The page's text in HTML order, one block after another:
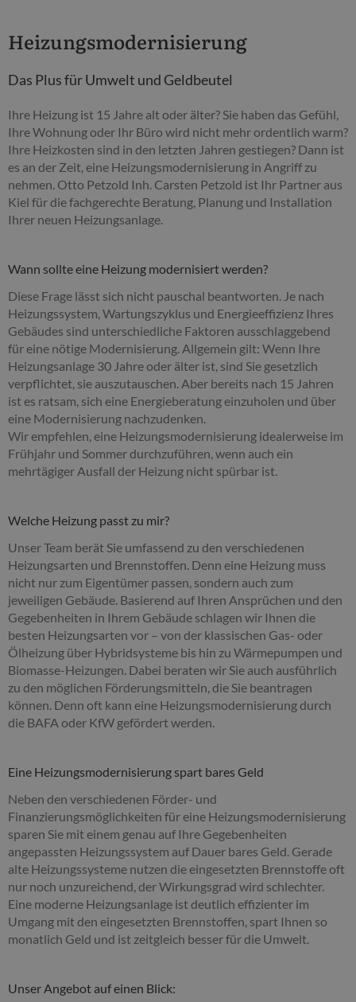
Heizungsmodernisierung
Das Plus für Umwelt und Geldbeutel
Ihre Heizung ist 15 Jahre alt oder älter? Sie haben das Gefühl,
Ihre Wohnung oder Ihr Büro wird nicht mehr ordentlich warm?
Ihre Heizkosten sind in den letzten Jahren gestiegen? Dann ist
es an der Zeit, eine Heizungsmodernisierung in Angriff zu
nehmen. Otto Petzold Inh. Carsten Petzold ist Ihr Partner aus
Kiel für die fachgerechte Beratung, Planung und Installation
Ihrer neuen Heizungsanlage.
Wann sollte eine Heizung modernisiert werden?
Diese Frage lässt sich nicht pauschal beantworten. Je nach
Heizungssystem, Wartungszyklus und Energieeffizienz Ihres
Gebäudes sind unterschiedliche Faktoren ausschlaggebend
für eine nötige Modernisierung. Allgemein gilt: Wenn Ihre
Heizungsanlage 30 Jahre oder älter ist, sind Sie gesetzlich
verpflichtet, sie auszutauschen. Aber bereits nach 15 Jahren
ist es ratsam, sich eine Energieberatung einzuholen und über
eine Modernisierung nachzudenken.
Wir empfehlen, eine Heizungsmodernisierung idealerweise im
Frühjahr und Sommer durchzuführen, wenn auch ein
mehrtägiger Ausfall der Heizung nicht spürbar ist.
Welche Heizung passt zu mir?
Unser Team berät Sie umfassend zu den verschiedenen
Heizungsarten und Brennstoffen. Denn eine Heizung muss
nicht nur zum Eigentümer passen, sondern auch zum
jeweiligen Gebäude. Basierend auf Ihren Ansprüchen und den
Gegebenheiten in Ihrem Gebäude schlagen wir Ihnen die
besten Heizungsarten vor – von der klassischen Gas- oder
Ölheizung über Hybridsysteme bis hin zu Wärmepumpen und
Biomasse-Heizungen. Dabei beraten wir Sie auch ausführlich
zu den möglichen Förderungsmitteln, die Sie beantragen
können. Denn oft kann eine Heizungsmodernisierung durch
die BAFA oder KfW gefördert werden.
Eine Heizungsmodernisierung spart bares Geld
Neben den verschiedenen Förder- und
Finanzierungsmöglichkeiten für eine Heizungsmodernisierung
sparen Sie mit einem genau auf Ihre Gegebenheiten
angepassten Heizungssystem auf Dauer bares Geld. Gerade
alte Heizungssysteme nutzen die eingesetzten Brennstoffe oft
nur noch unzureichend, der Wirkungsgrad wird schlechter.
Eine moderne Heizungsanlage ist deutlich effizienter im
Umgang mit den eingesetzten Brennstoffen, spart Ihnen so
monatlich Geld und ist zeitgleich besser für die Umwelt.
Unser Angebot auf einen Blick: